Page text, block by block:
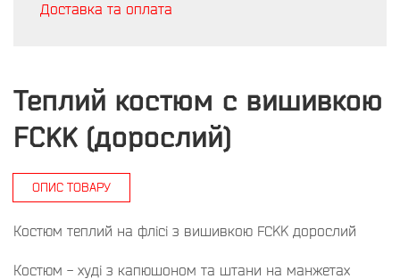
Доставка та оплата
Теплий костюм с вишивкою
FCKK (дорослий)
ОПИС ТОВАРУ
Костюм теплий на флісі з вишивкою FCKK дорослий
Костюм - худі з капюшоном та штани на манжетах